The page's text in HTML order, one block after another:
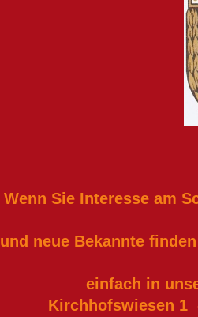
Wenn Sie Interesse am
und neue Bekannte
einfach in
Kirchhofswiesen 1